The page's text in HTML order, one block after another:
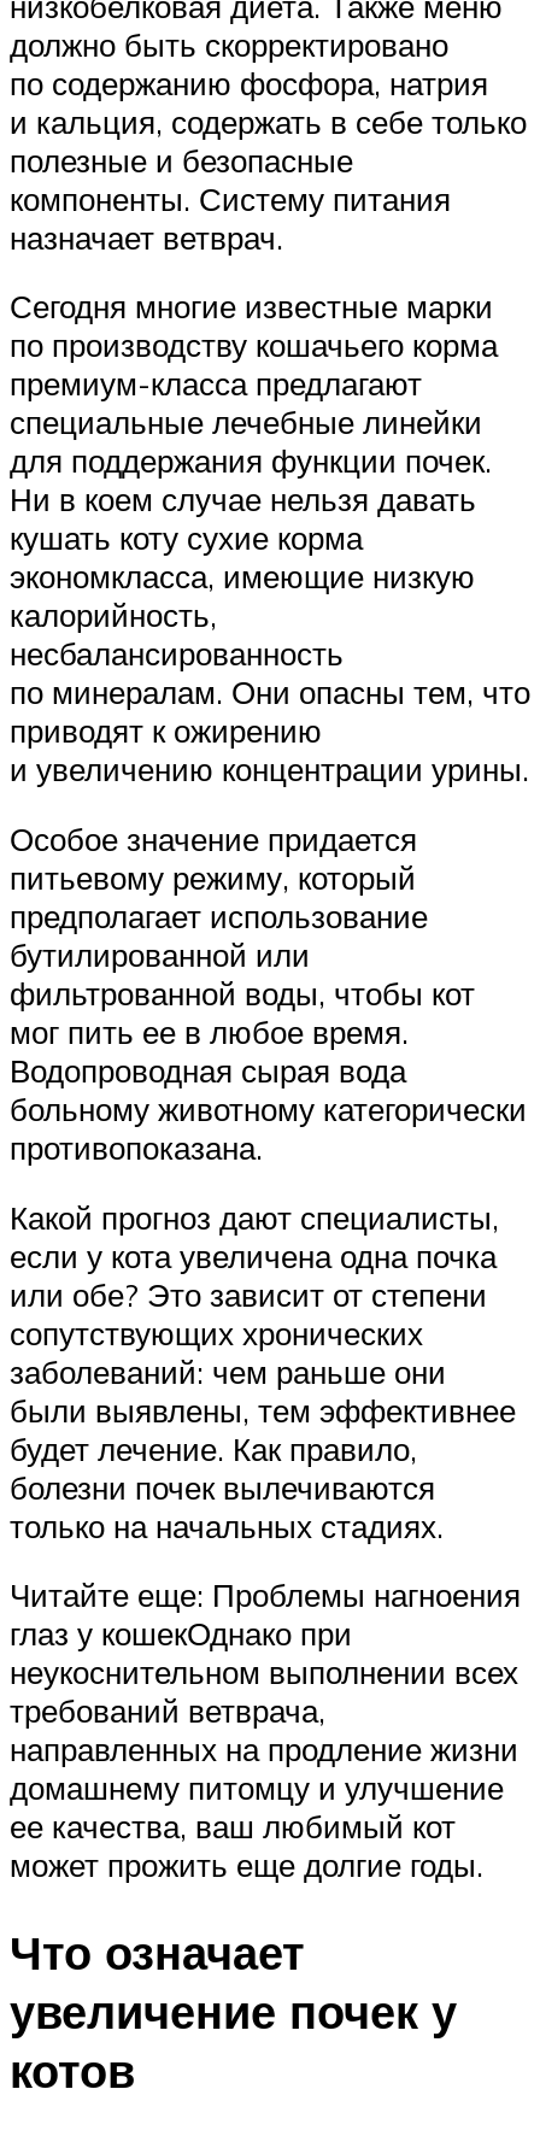
должно быть скорректировано
по содержанию фосфора, натрия
и кальция, содержать в себе только
полезные и безопасные
компоненты. Систему питания
назначает ветврач.
Сегодня многие известные марки
по производству кошачьего корма
премиум-класса предлагают
специальные лечебные линейки
для поддержания функции почек.
Ни в коем случае нельзя давать
кушать коту сухие корма
экономкласса, имеющие низкую
калорийность,
несбалансированность
по минералам. Они опасны тем, что
приводят к ожирению
и увеличению концентрации урины.
Особое значение придается
питьевому режиму, который
предполагает использование
бутилированной или
фильтрованной воды, чтобы кот
мог пить ее в любое время.
Водопроводная сырая вода
больному животному категорически
противопоказана.
Какой прогноз дают специалисты,
если у кота увеличена одна почка
или обе? Это зависит от степени
сопутствующих хронических
заболеваний: чем раньше они
были выявлены, тем эффективнее
будет лечение. Как правило,
болезни почек вылечиваются
только на начальных стадиях.
Читайте еще: Проблемы нагноения
глаз у кошекОднако при
неукоснительном выполнении всех
требований ветврача,
направленных на продление жизни
домашнему питомцу и улучшение
ее качества, ваш любимый кот
может прожить еще долгие годы.
Что означает
увеличение почек у
котов